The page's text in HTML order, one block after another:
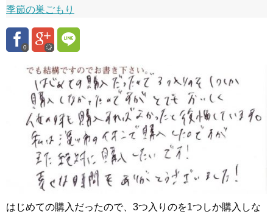
季節の巣ごもり
0
はじめての購入だったので、3つ入りのを1つしか購入しな